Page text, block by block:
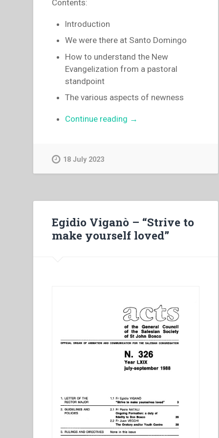
Storia
Salesiana
Roma,
novembre
2014””
Contents:
lntroduction
We were there at Santo Domingo
How to understand the New
Evangelization from a pastoral
standpoint
The various aspects of newness
Continue reading “Egidio
new
evangelization”
→
18 July 2023
Egidio Viganò – “Strive to
make yourself loved”